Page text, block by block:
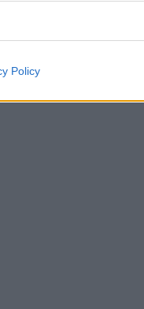
Policy